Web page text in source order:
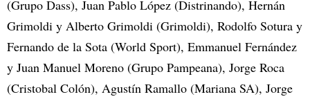
(Grupo Dass), Juan Pablo López (Distrinando), Hernán
Grimoldi y Alberto Grimoldi (Grimoldi), Rodolfo Sotura y
Fernando de la Sota (World Sport), Emmanuel Fernández
y Juan Manuel Moreno (Grupo Pampeana), Jorge Roca
(Cristobal Colón), Agustín Ramallo (Mariana SA), Jorge